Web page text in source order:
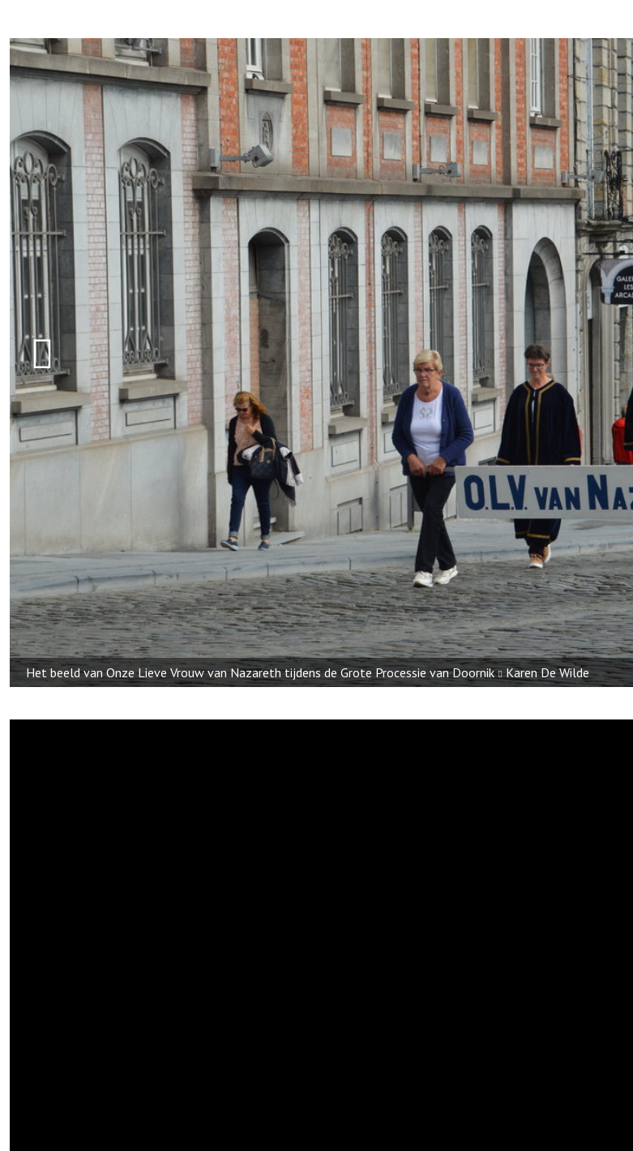
Sfeerbeeld in de Kasteelstraat in de buurt van de grootste kapel van de Mariale Ommegang Sebastian Vyaene